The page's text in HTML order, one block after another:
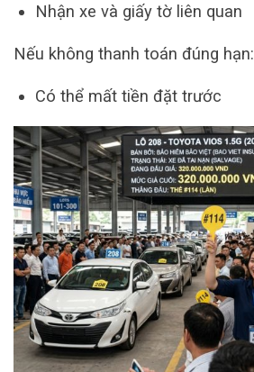
Nhận xe và giấy tờ liên quan
Nếu không thanh toán đúng hạn:
Có thể mất tiền đặt trước